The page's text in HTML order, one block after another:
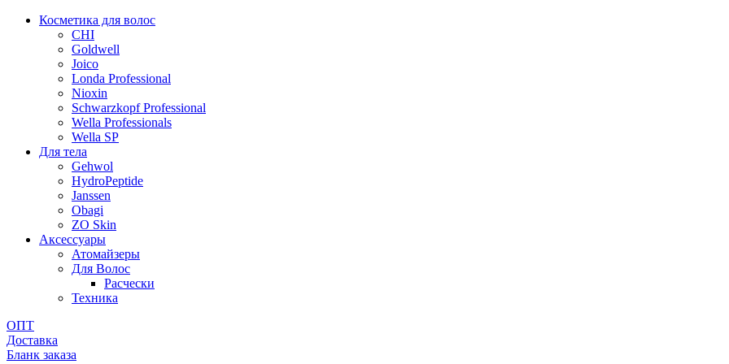
Косметика для волос
CHI
Goldwell
Joico
Londa Professional
Nioxin
Schwarzkopf Professional
Wella Professionals
Wella SP
Для тела
Gehwol
HydroPeptide
Janssen
Obagi
ZO Skin
Aксессуары
Атомайзеры
Для Волос
Расчески
Техника
ОПТ
Доставка
Бланк заказа